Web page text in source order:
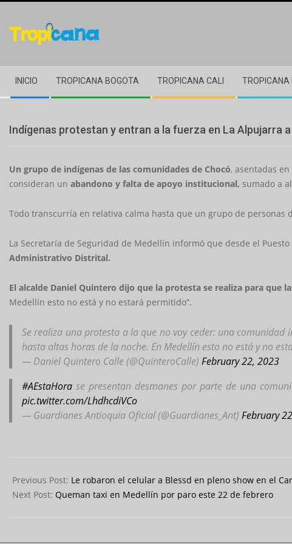
content
Navigation
Menu
INICIO TROPICANA BOGOTA TROPICANA CALI TROPICANA
Indígenas protestan y entran a la fuerza en La Alpujarra
Un grupo de indígenas de las comunidades de Chocó, asentadas en
consideran un abandono y falta de apoyo institucional, sumado a
Todo transcurría en relativa calma hasta que un grupo de
La Secretaría de Seguridad de Medellín informó que desde el
Administrativo Distrital.
El alcalde Daniel Quintero dijo que la protesta se realiza para que
Medellín esto no está y no estará permitido”.
Se realiza una protesta a la que no voy ceder: una
hasta altas horas de la noche. En Medellín esto no está y no
— Daniel Quintero Calle (@QuinteroCalle) February 22, 2023
#AEstaHora se presentan desmanes por parte de una
pic.twitter.com/LhdhcdiVCo
— Guardianes Antioquia Oficial (@Guardianes_Ant) February
02-
22
Previous Post: Le robaron el celular a Blessd en pleno show en el
Next Post: Queman taxi en Medellín por paro este 22 de febrero